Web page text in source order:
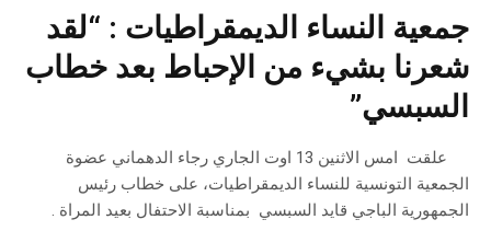
جمعية النساء الديمقراطيات : “لقد
شعرنا بشيء من الإحباط بعد خطاب
السبسي”
علقت امس الاثنين 13 اوت الجاري رجاء الدهماني عضوة
الجمعية التونسية للنساء الديمقراطيات، على خطاب رئيس
الجمهورية الباجي قايد السبسي بمناسبة الاحتفال بعيد المراة .